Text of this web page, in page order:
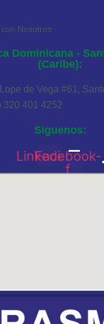
Nosotros
Dominicana -
(Caribe):
de Vega #61,
320 401 4252
Siguenos:
Linkedin
Facebook-
f